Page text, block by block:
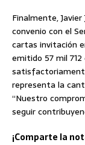
Finalmente,
convenio con el
cartas invitación
emitido 57 mil
representa la
“Nuestro
seguir
¡Comparte la